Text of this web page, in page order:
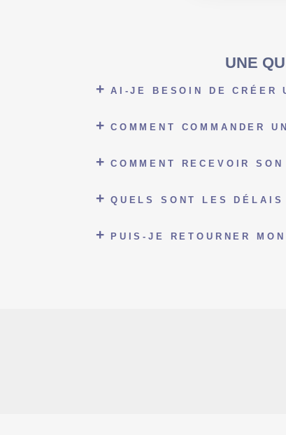
UNE
AI-JE BESOIN DE CRÉER
COMMENT COMMANDER
COMMENT RECEVOIR
QUELS SONT LES
PUIS-JE RETOURNER